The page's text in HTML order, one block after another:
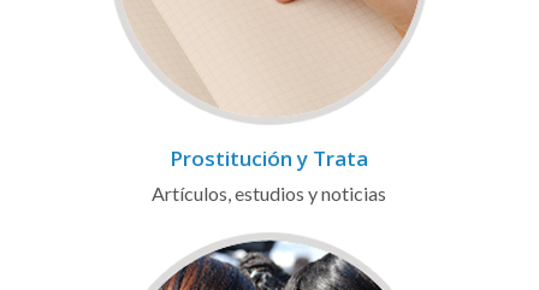
Prostitución y Trata
Artículos, estudios y noticias